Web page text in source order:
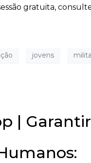
gratuita,
jovens
|